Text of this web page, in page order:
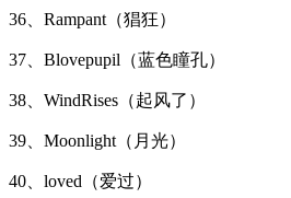
36、Rampant（猖狂）
37、Blovepupil（蓝色瞳孔）
38、WindRises（起风了）
39、Moonlight（月光）
40、loved（爱过）